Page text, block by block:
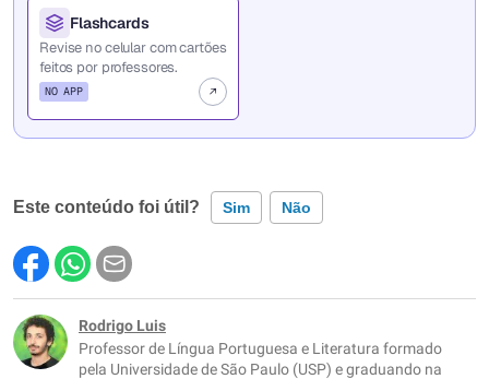
Flashcards
Revise no celular com cartões
feitos por professores.
NO APP
Este conteúdo foi útil? Sim Não
Este conteúdo contém informação incorreta
Este conteúdo não tem a informação que procuro
Outro
Rodrigo Luis
Professor de Língua Portuguesa e Literatura formado
pela Universidade de São Paulo (USP) e graduando na